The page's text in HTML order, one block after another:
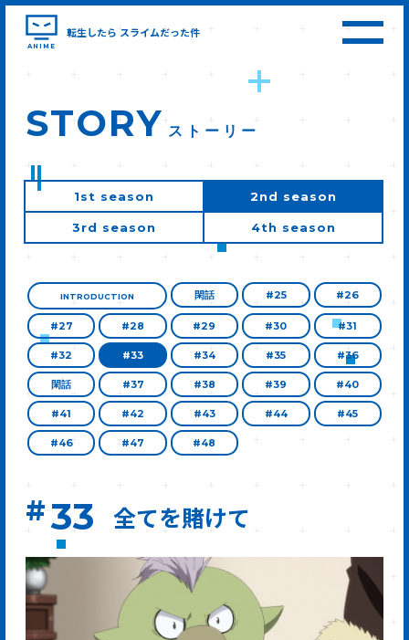
ANIME
転生したら スライムだった件
STORY ストーリー
1st season 2nd season
3rd season 4th season
INTRODUCTION 閑話 #25 #26
#27 #28 #29 #30 #31
#32 #33 #34 #35 #36
閑話 #37 #38 #39 #40
#41 #42 #43 #44 #45
#46 #47 #48
#33 全てを賭けて